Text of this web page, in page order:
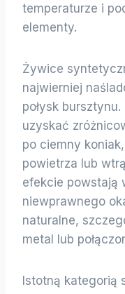
temperaturze i
elementy.
Żywice
najwierniej
połysk
uzyskać
po ciemny
powietrza lub
efekcie powstają
niewprawnego
naturalne,
metal lub
Istotną kategorią